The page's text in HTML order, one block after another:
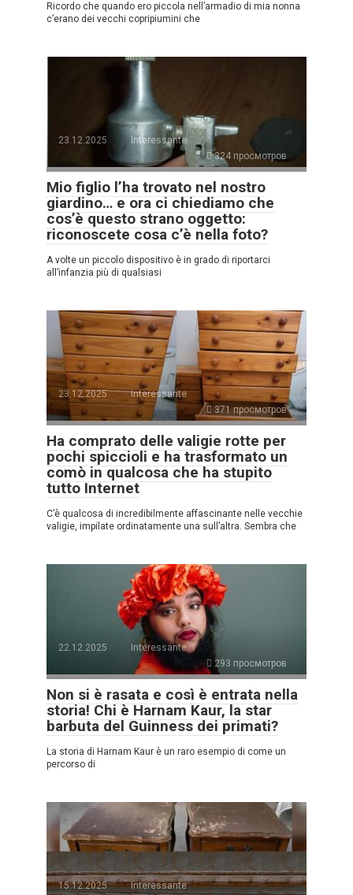
Ricordo che quando ero piccola nell’armadio di mia nonna
c’erano dei vecchi copripiumini che
23.12.2025
Interessante
324 просмотров
Mio figlio l’ha trovato nel nostro
giardino… e ora ci chiediamo che
cos’è questo strano oggetto:
riconoscete cosa c’è nella foto?
A volte un piccolo dispositivo è in grado di riportarci
all’infanzia più di qualsiasi
23.12.2025
Interessante
371 просмотров
Ha comprato delle valigie rotte per
pochi spiccioli e ha trasformato un
comò in qualcosa che ha stupito
tutto Internet
C’è qualcosa di incredibilmente affascinante nelle vecchie
valigie, impilate ordinatamente una sull’altra. Sembra che
22.12.2025
Interessante
293 просмотров
Non si è rasata e così è entrata nella
storia! Chi è Harnam Kaur, la star
barbuta del Guinness dei primati?
La storia di Harnam Kaur è un raro esempio di come un
percorso di
15.12.2025
Interessante